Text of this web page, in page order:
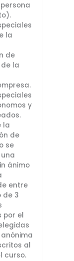
la
de
la
y
la
de
se
ánimo
entre
de 3
por el
al
curso.